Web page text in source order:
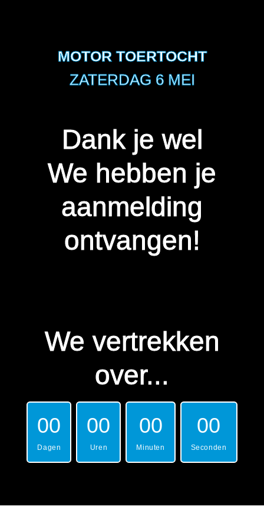
MOTOR TOERTOCHT
ZATERDAG 6 MEI
Dank je wel
We hebben je
aanmelding
ontvangen!
We vertrekken
over...
00
Dagen
00
Uren
00
Minuten
00
Seconden